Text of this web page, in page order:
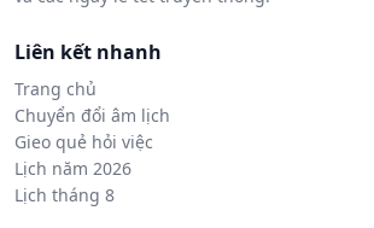
Liên kết nhanh
Trang chủ
Chuyển đổi âm lịch
Gieo quẻ hỏi việc
Lịch năm 2026
Lịch tháng 8